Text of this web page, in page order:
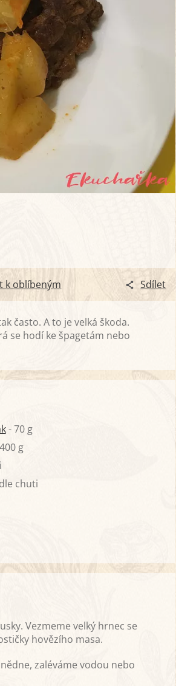
k oblíbeným Sdílet
často. A to je velká škoda.
se hodí ke špagetám nebo
- 70 g
g
chuti
Vezmeme velký hrnec se
hovězího masa.
zaléváme vodou nebo